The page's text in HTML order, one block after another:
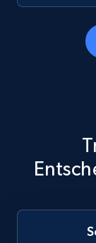
5.6K+
URL, Final